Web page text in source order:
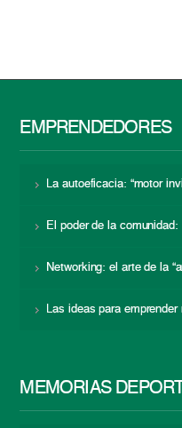
EMPRENDEDORES
La autoeficacia: “motor
El poder de la
Networking: el arte de la
Las ideas para
MEMORIAS